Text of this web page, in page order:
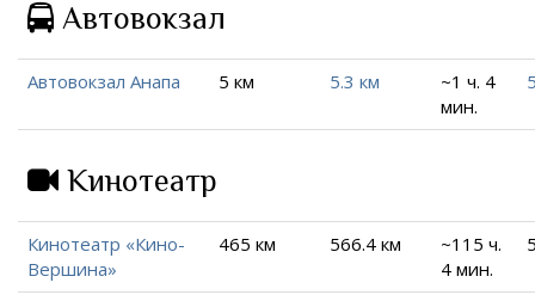
Автовокзал
Автовокзал Анапа 5 км 5.3 км
~1 ч. 4
мин.
Кинотеатр
Кинотеатр «Кино-
Вершина»
465 км 566.4 км
~115 ч.
4 мин.